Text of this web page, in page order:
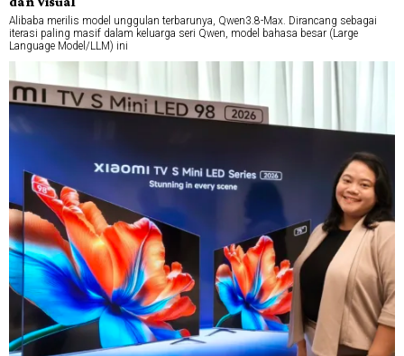
Alibaba merilis model unggulan terbarunya, Qwen3.8-Max. Dirancang sebagai
iterasi paling masif dalam keluarga seri Qwen, model bahasa besar (Large
Language Model/LLM) ini